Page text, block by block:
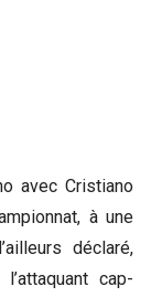
avec Cristiano
à une
déclaré,
cap-